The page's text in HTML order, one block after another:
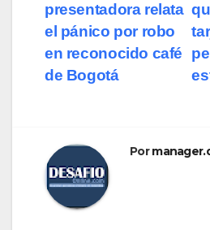
presentadora relata
el pánico por robo
en reconocido café
de Bogotá
Por